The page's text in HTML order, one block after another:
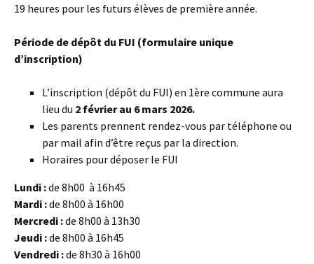
19 heures pour les futurs élèves de première année.
Période de dépôt du FUI (formulaire unique
d’inscription)
L’inscription (dépôt du FUI) en 1ère commune aura
lieu du 2 février au 6 mars 2026.
Les parents prennent rendez-vous par téléphone ou
par mail afin d’être reçus par la direction.
Horaires pour déposer le FUI
Lundi :de 8h00 à 16h45
Mardi :de 8h00 à 16h00
Mercredi :de 8h00 à 13h30
Jeudi :de 8h00 à 16h45
Vendredi :de 8h30 à 16h00